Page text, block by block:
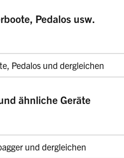
Pedalos usw.
Pedalos und dergleichen
ähnliche Geräte
und dergleichen